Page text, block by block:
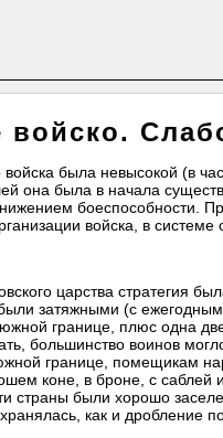
войско.
войска была невысокой (в
она была в начала
боеспособности.
войска, в
царства стратегия
затяжными (с
границе, плюс одна
большинство воинов
границе, помещикам
коне, в броне, с саблей
страны были хорошо
как и дробление